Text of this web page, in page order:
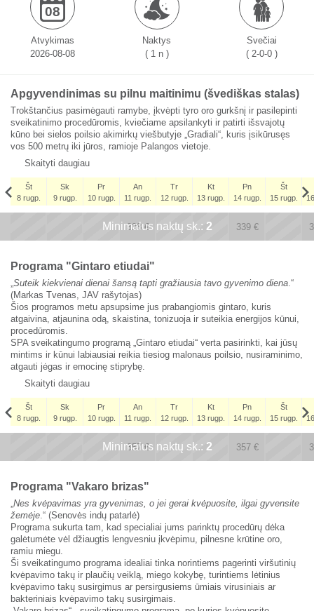
08
Atvykimas
2026-08-08
Naktys
( 1 n )
Svečiai
( 2-0-0 )
Apgyvendinimas su pilnu maitinimu (švediškas stalas)
Trokštančius pasimėgauti ramybe, įkvėpti tyro oro gurkšnį ir pasilepinti
sveikatinimo procedūromis, kviečiame apsilankyti ir patirti išsvajotų
kūno bei sielos poilsio akimirkų viešbutyje „Gradiali“, kuris įsikūrusęs
vos 500 metrų iki jūros, ramioje Palangos vietoje.
Skaityti daugiau
Št
8 rugp.
Sk
9 rugp.
Pr
10 rugp.
An
11 rugp.
Tr
12 rugp.
Kt
13 rugp.
Pn
14 rugp.
Št
15 rugp.
Št
Minimalus naktų sk.: 2
x x
328€ 339 €
Programa "Gintaro etiudai"
„Suteik kiekvienai dienai šansą tapti gražiausia tavo gyvenimo diena.“
(Markas Tvenas, JAV rašytojas)
Šios programos metu apsupsime jus prabangiomis gintaro, kuris
atgaivina, atjaunina odą, skaistina, tonizuoja ir suteikia energijos kūnui,
procedūromis.
SPA sveikatingumo programą „Gintaro etiudai“ verta pasirinkti, kai jūsų
mintims ir kūnui labiausiai reikia tiesiog malonaus poilsio, nusiraminimo,
atgauti jėgas ir emocinę stiprybę.
Skaityti daugiau
Št
8 rugp.
Sk
9 rugp.
Pr
10 rugp.
An
11 rugp.
Tr
12 rugp.
Kt
13 rugp.
Pn
14 rugp.
Št
15 rugp.
Št
Minimalus naktų sk.: 2
x x
357€ 357 €
Programa "Vakaro brizas"
„Nes kvėpavimas yra gyvenimas, o jei gerai kvėpuosite, ilgai gyvensite
žemėje.“ (Senovės indų patarlė)
Programa sukurta tam, kad specialiai jums parinktų procedūrų dėka
galėtumėte vėl džiaugtis lengvesniu įkvėpimu, pilnesne krūtine oro,
ramiu miegu.
Ši sveikatingumo programa idealiai tinka norintiems pagerinti viršutinių
kvėpavimo takų ir plaučių veiklą, miego kokybę, turintiems lėtinius
kvėpavimo takų susirgimus ar persirgusiems ūmiais virusiniais ar
bakteriniais kvėpavimo takų susirgimais.